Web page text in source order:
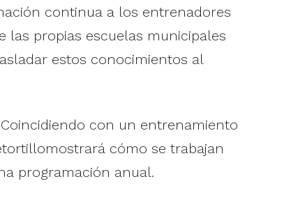
continua a los entrenadores
las propias escuelas municipales
estos conocimientos al
con un entrenamiento
cómo se trabajan
programación anual.